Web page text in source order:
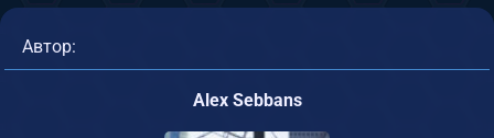
Автор:
Alex Sebbans